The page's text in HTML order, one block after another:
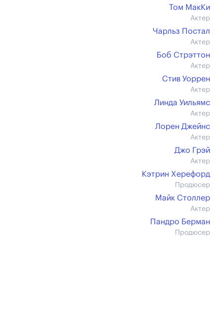
Том МакКи
Актер
Чарльз Постал
Актер
Боб Стрэттон
Актер
Стив Уоррен
Актер
Линда Уильямс
Актер
Лорен Джейнс
Актер
Джо Грэй
Актер
Кэтрин Херефорд
Продюсер
Майк Столлер
Актер
Пандро Берман
Продюсер